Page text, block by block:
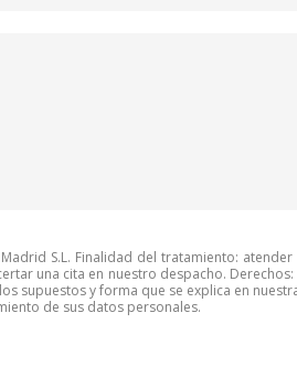
S.L. Finalidad del tratamiento: atender
una cita en nuestro despacho.
supuestos y forma que se explica en
de sus datos personales.